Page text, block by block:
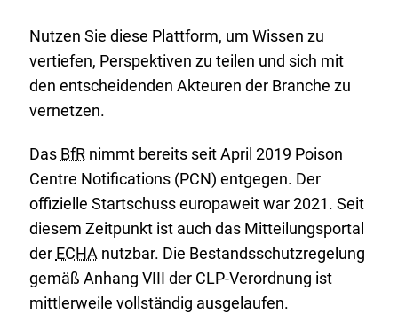
Nutzen Sie diese Plattform, um Wissen zu
vertiefen, Perspektiven zu teilen und sich mit
den entscheidenden Akteuren der Branche zu
vernetzen.
Das BfRnimmt bereits seit April 2019 Poison
Centre Notifications (PCN) entgegen. Der
offizielle Startschuss europaweit war 2021. Seit
diesem Zeitpunkt ist auch das Mitteilungsportal
der ECHA nutzbar. Die Bestandsschutzregelung
gemäß Anhang VIII der CLP-Verordnung ist
mittlerweile vollständig ausgelaufen.